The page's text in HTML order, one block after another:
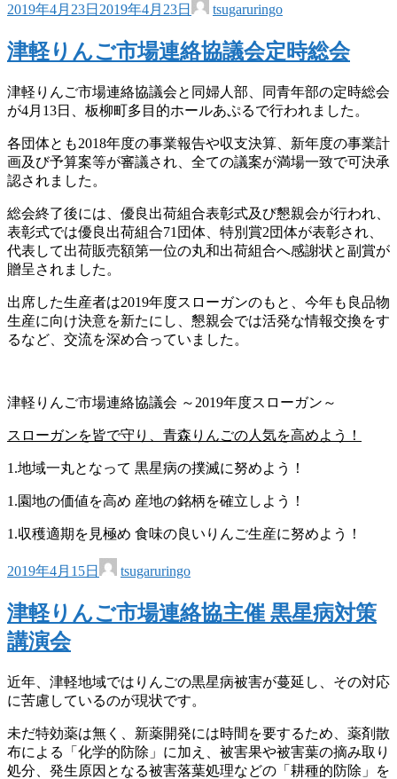
2019年4月23日 2019年4月23日 tsugaruringo
津軽りんご市場連絡協議会定時総会
津軽りんご市場連絡協議会と同婦人部、同青年部の定時総会
が4月13日、板柳町多目的ホールあぷるで行われました。
各団体とも2018年度の事業報告や収支決算、新年度の事業計
画及び予算案等が審議され、全ての議案が満場一致で可決承
認されました。
総会終了後には、優良出荷組合表彰式及び懇親会が行われ、
表彰式では優良出荷組合71団体、特別賞2団体が表彰され、
代表して出荷販売額第一位の丸和出荷組合へ感謝状と副賞が
贈呈されました。
出席した生産者は2019年度スローガンのもと、今年も良品物
生産に向け決意を新たにし、懇親会では活発な情報交換をす
るなど、交流を深め合っていました。
津軽りんご市場連絡協議会 ～2019年度スローガン～
スローガンを皆で守り、青森りんごの人気を高めよう！
1.地域一丸となって 黒星病の撲滅に努めよう！
1.園地の価値を高め 産地の銘柄を確立しよう！
1.収穫適期を見極め 食味の良いりんご生産に努めよう！
2019年4月15日 tsugaruringo
津軽りんご市場連絡協主催 黒星病対策
講演会
近年、津軽地域ではりんごの黒星病被害が蔓延し、その対応
に苦慮しているのが現状です。
未だ特効薬は無く、新薬開発には時間を要するため、薬剤散
布による「化学的防除」に加え、被害果や被害葉の摘み取り
処分、発生原因となる被害落葉処理などの「耕種的防除」を